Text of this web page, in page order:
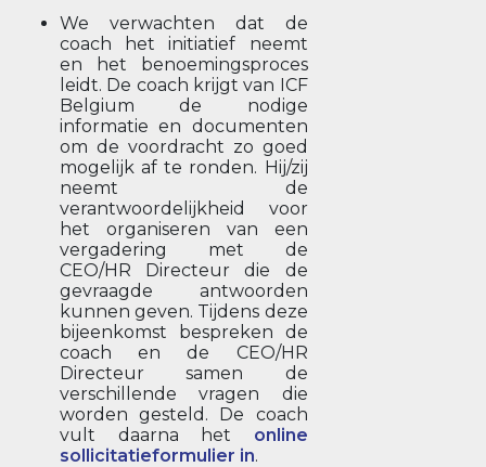
We verwachten dat de
coach het initiatief neemt
en het benoemingsproces
leidt. De coach krijgt van ICF
Belgium de nodige
informatie en documenten
om de voordracht zo goed
mogelijk af te ronden. Hij/zij
neemt de
verantwoordelijkheid voor
het organiseren van een
vergadering met de
CEO/HR Directeur die de
gevraagde antwoorden
kunnen geven. Tijdens deze
bijeenkomst bespreken de
coach en de CEO/HR
Directeur samen de
verschillende vragen die
worden gesteld. De coach
vult daarna het online
sollicitatieformulier in.